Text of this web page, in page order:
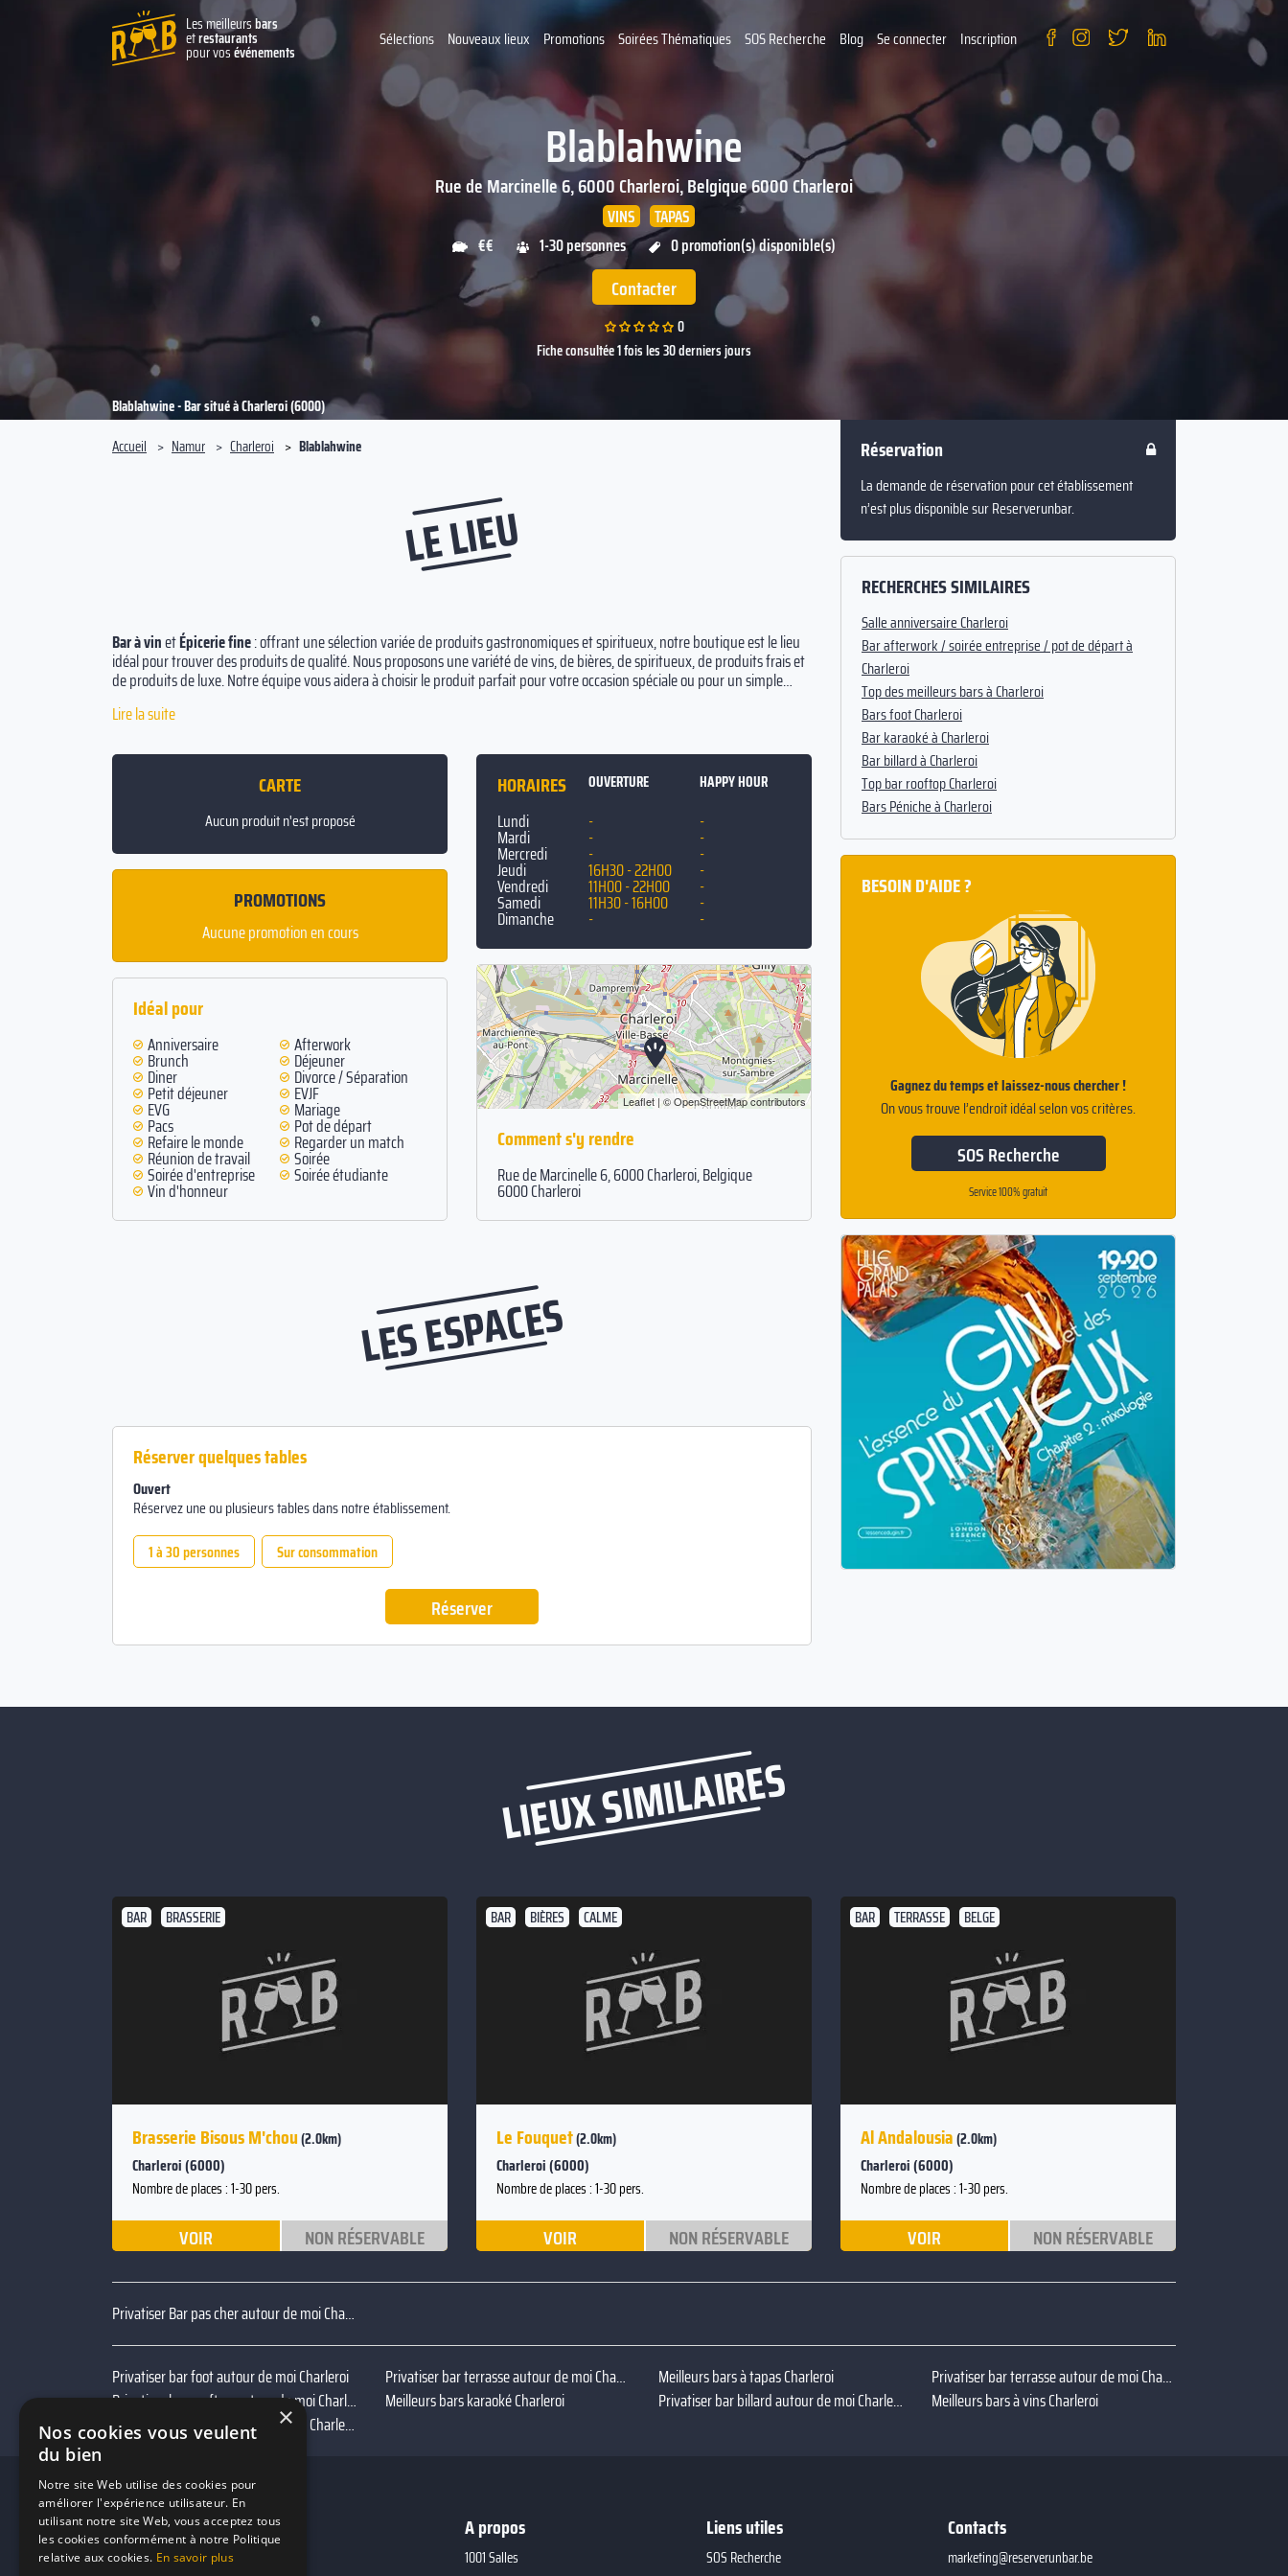
Les meilleursbars
etrestaurants
pour vosévénements
Sélections Nouveaux lieux Promotions Soirées Thématiques SOS Recherche Blog Se connecter Inscription
Blablahwine
Rue de Marcinelle 6, 6000 Charleroi, Belgique6000Charleroi
VINS
TAPAS
€€
1-30 personnes 0 promotion(s) disponible(s)
Contacter
0
Fiche consultée 1 fois les 30 derniers jours
Blablahwine - Bar situé à Charleroi (6000)
Accueil
Namur Charleroi Blablahwine
LE LIEU
Bar à vinetÉpicerie fine: offrant une sélection variée de produits gastronomiques et spiritueux, notre boutique est le lieu
idéal pour trouver des produits de qualité. Nous proposons une variété de vins, de bières, de spiritueux, de produits frais et
de produits de luxe. Notre équipe vous aidera à choisir le produit parfait pour votre occasion spéciale ou pour un simple
Lire la suite
CARTE
Aucun produit n'est proposé
PROMOTIONS
Aucune promotion en cours
Idéal pour
Anniversaire Afterwork
Brunch Déjeuner
Diner Divorce / Séparation
Petit déjeuner EVJF
EVG Mariage
Pacs Pot de départ
Refaire le monde Regarder un match
Réunion de travail Soirée
Soirée d'entreprise Soirée étudiante
Vin d'honneur
HORAIRES OUVERTURE HAPPY HOUR
Lundi - -
Mardi - -
Mercredi - -
Jeudi 16H30 - 22H00 -
Vendredi 11H00 - 22H00 -
Samedi 11H30 - 16H00 -
Dimanche - -
Leaflet| ©OpenStreetMapcontributors
Comment s'y rendre
Rue de Marcinelle 6, 6000 Charleroi, Belgique
6000 Charleroi
LES ESPACES
Réserver quelques tables
Ouvert
Réservez une ou plusieurs tables dans notre établissement.
1 à 30 personnes
Sur consommation
Réserver
Réservation
La demande de réservation pour cet établissement
n’est plus disponible sur Reserverunbar.
RECHERCHES SIMILAIRES
Salle anniversaire Charleroi
Bar afterwork / soirée entreprise / pot de départ à
Charleroi
Top des meilleurs bars à Charleroi
Bars foot Charleroi
Bar karaoké à Charleroi
Bar billard à Charleroi
Top bar rooftop Charleroi
Bars Péniche à Charleroi
BESOIN D'AIDE ?
Gagnez du temps et laissez-nous chercher !
On vous trouve l’endroit idéal selon vos critères.
SOS Recherche
Service 100% gratuit
LIEUX SIMILAIRES
BAR BRASSERIE
Brasserie Bisous M'chou(2.0km)
Charleroi (6000)
Nombre de places : 1-30 pers.
VOIR NON RÉSERVABLE
BAR BIÈRES CALME
Le Fouquet(2.0km)
Charleroi (6000)
Nombre de places : 1-30 pers.
VOIR NON RÉSERVABLE
BAR TERRASSE BELGE
Al Andalousia(2.0km)
Charleroi (6000)
Nombre de places : 1-30 pers.
VOIR NON RÉSERVABLE
Privatiser Bar pas cher autour de moi Charleroi
Privatiser bar foot autour de moi Charleroi Privatiser bar terrasse autour de moi Charleroi Meilleurs bars à tapas Charleroi
Privatiser bar terrasse autour de moi Charleroi
Privatiser bar rooftop autour de moi Charleroi
Meilleurs bars karaoké Charleroi Privatiser bar billard autour de moi Charleroi
Meilleurs bars à vins Charleroi
Privatiser bar à jeux autour de moi Charleroi
A propos
1001 Salles
Liens utiles
SOS Recherche
Contacts
marketing@reserverunbar.be
×
Nos cookies vous veulent
du bien
Notre site Web utilise des cookies pour
améliorer l'expérience utilisateur. En
utilisant notre site Web, vous acceptez tous
les cookies conformément à notre Politique
relative aux cookies. En savoir plus